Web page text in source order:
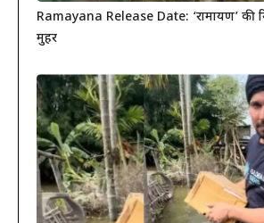
Ramayana Release Date: ‘रामायण’ की
मुहर